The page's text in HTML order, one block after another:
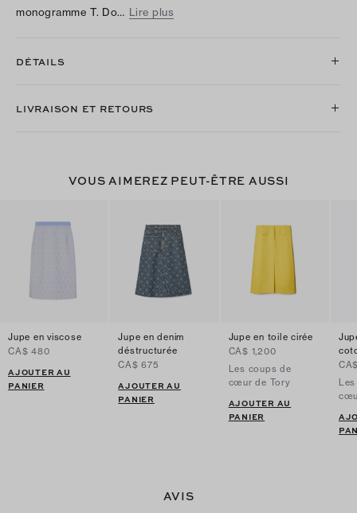
monogramme T. Do… Lire plus
DÉTAILS
LIVRAISON ET RETOURS
VOUS AIMEREZ PEUT-ÊTRE AUSSI
Jupe en viscose
CA$ 480
AJOUTER AU
PANIER
Jupe en denim
déstructurée
CA$ 675
AJOUTER AU
PANIER
Jupe en toile cirée
CA$ 1,200
Les coups de
cœur de Tory
AJOUTER AU
PANIER
AVIS